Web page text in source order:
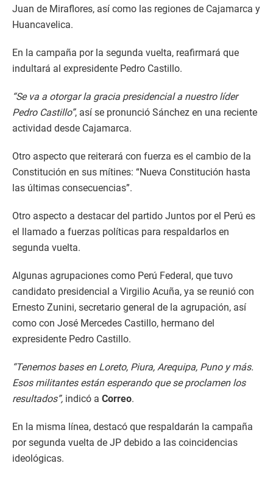
Juan de Miraflores, así como las regiones de Cajamarca y
Huancavelica.
En la campaña por la segunda vuelta, reafirmará que
indultará al expresidente Pedro Castillo.
“Se va a otorgar la gracia presidencial a nuestro líder
Pedro Castillo”, así se pronunció Sánchez en una reciente
actividad desde Cajamarca.
Otro aspecto que reiterará con fuerza es el cambio de la
Constitución en sus mítines: “Nueva Constitución hasta
las últimas consecuencias”.
Otro aspecto a destacar del partido Juntos por el Perú es
el llamado a fuerzas políticas para respaldarlos en
segunda vuelta.
Algunas agrupaciones como Perú Federal, que tuvo
candidato presidencial a Virgilio Acuña, ya se reunió con
Ernesto Zunini, secretario general de la agrupación, así
como con José Mercedes Castillo, hermano del
expresidente Pedro Castillo.
“Tenemos bases en Loreto, Piura, Arequipa, Puno y más.
Esos militantes están esperando que se proclamen los
resultados”, indicó a Correo.
En la misma línea, destacó que respaldarán la campaña
por segunda vuelta de JP debido a las coincidencias
ideológicas.